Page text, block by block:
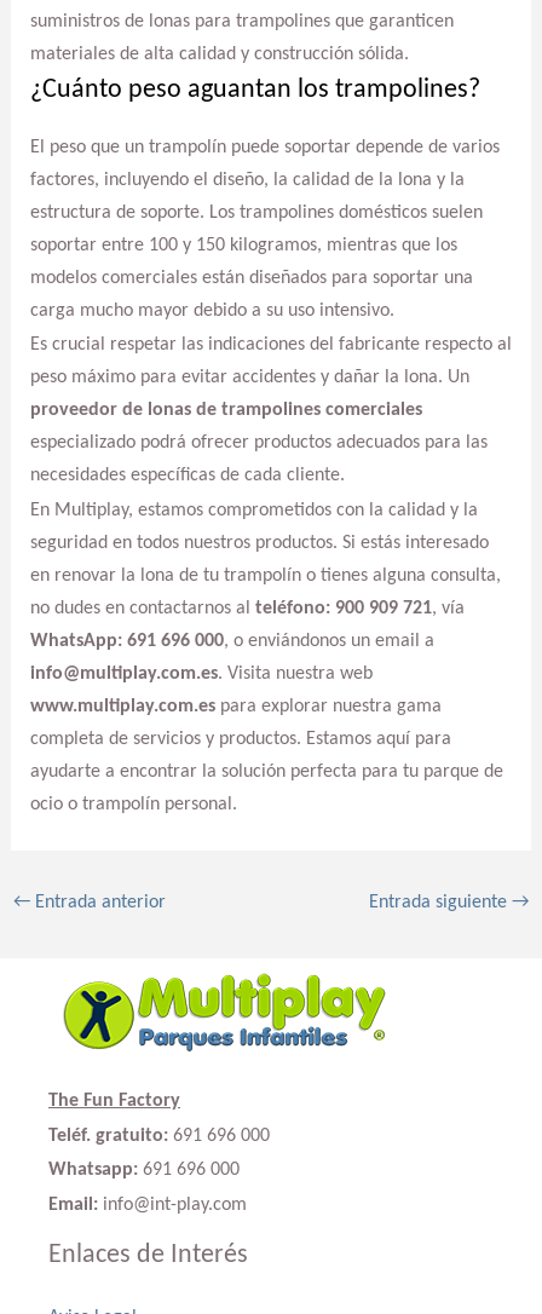
suministros de lonas para trampolines que garanticen
materiales de alta calidad y construcción sólida.
¿Cuánto peso aguantan los trampolines?
El peso que un trampolín puede soportar depende de varios
factores, incluyendo el diseño, la calidad de la lona y la
estructura de soporte. Los trampolines domésticos suelen
soportar entre 100 y 150 kilogramos, mientras que los
modelos comerciales están diseñados para soportar una
carga mucho mayor debido a su uso intensivo.
Es crucial respetar las indicaciones del fabricante respecto al
peso máximo para evitar accidentes y dañar la lona. Un
proveedor de lonas de trampolines comerciales
especializado podrá ofrecer productos adecuados para las
necesidades específicas de cada cliente.
En Multiplay, estamos comprometidos con la calidad y la
seguridad en todos nuestros productos. Si estás interesado
en renovar la lona de tu trampolín o tienes alguna consulta,
no dudes en contactarnos al teléfono: 900 909 721, vía
WhatsApp: 691 696 000, o enviándonos un email a
info@multiplay.com.es. Visita nuestra web
www.multiplay.com.espara explorar nuestra gama
completa de servicios y productos. Estamos aquí para
ayudarte a encontrar la solución perfecta para tu parque de
ocio o trampolín personal.
←Entrada anterior Entrada siguiente→
The Fun Factory
Teléf. gratuito: 691 696 000
Whatsapp: 691 696 000
Email: info@int-play.com
Enlaces de Interés